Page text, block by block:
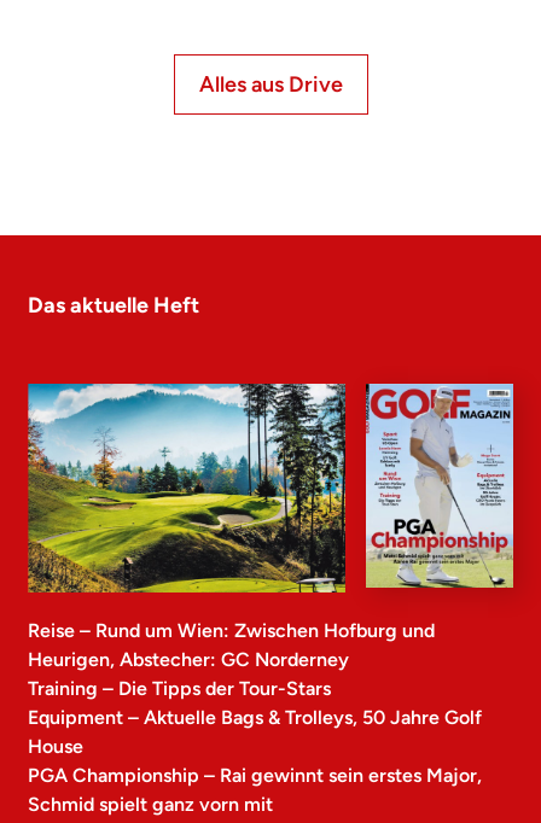
Alles aus Drive
Das aktuelle Heft
Reise – Rund um Wien: Zwischen Hofburg und
Heurigen, Abstecher: GC Norderney
Training – Die Tipps der Tour-Stars
Equipment – Aktuelle Bags & Trolleys, 50 Jahre Golf
House
PGA Championship – Rai gewinnt sein erstes Major,
Schmid spielt ganz vorn mit